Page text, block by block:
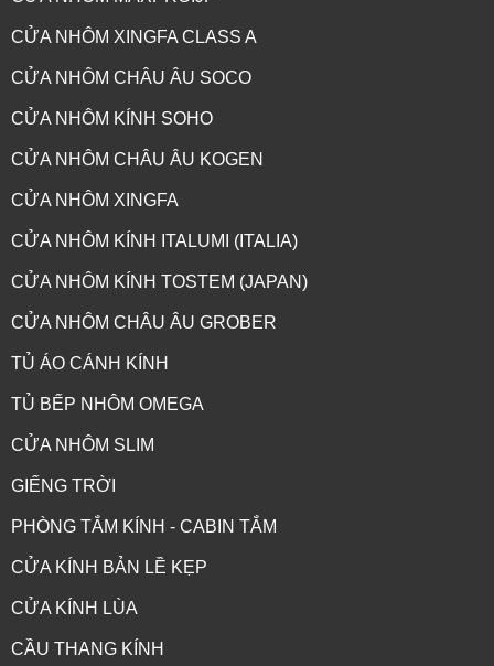
CỬA NHÔM XINGFA CLASS A
CỬA NHÔM CHÂU ÂU SOCO
CỬA NHÔM KÍNH SOHO
CỬA NHÔM CHÂU ÂU KOGEN
CỬA NHÔM XINGFA
CỬA NHÔM KÍNH ITALUMI (ITALIA)
CỬA NHÔM KÍNH TOSTEM (JAPAN)
CỬA NHÔM CHÂU ÂU GROBER
TỦ ÁO CÁNH KÍNH
TỦ BẾP NHÔM OMEGA
CỬA NHÔM SLIM
GIẾNG TRỜI
PHÒNG TẮM KÍNH - CABIN TẮM
CỬA KÍNH BẢN LỀ KẸP
CỬA KÍNH LÙA
CẦU THANG KÍNH